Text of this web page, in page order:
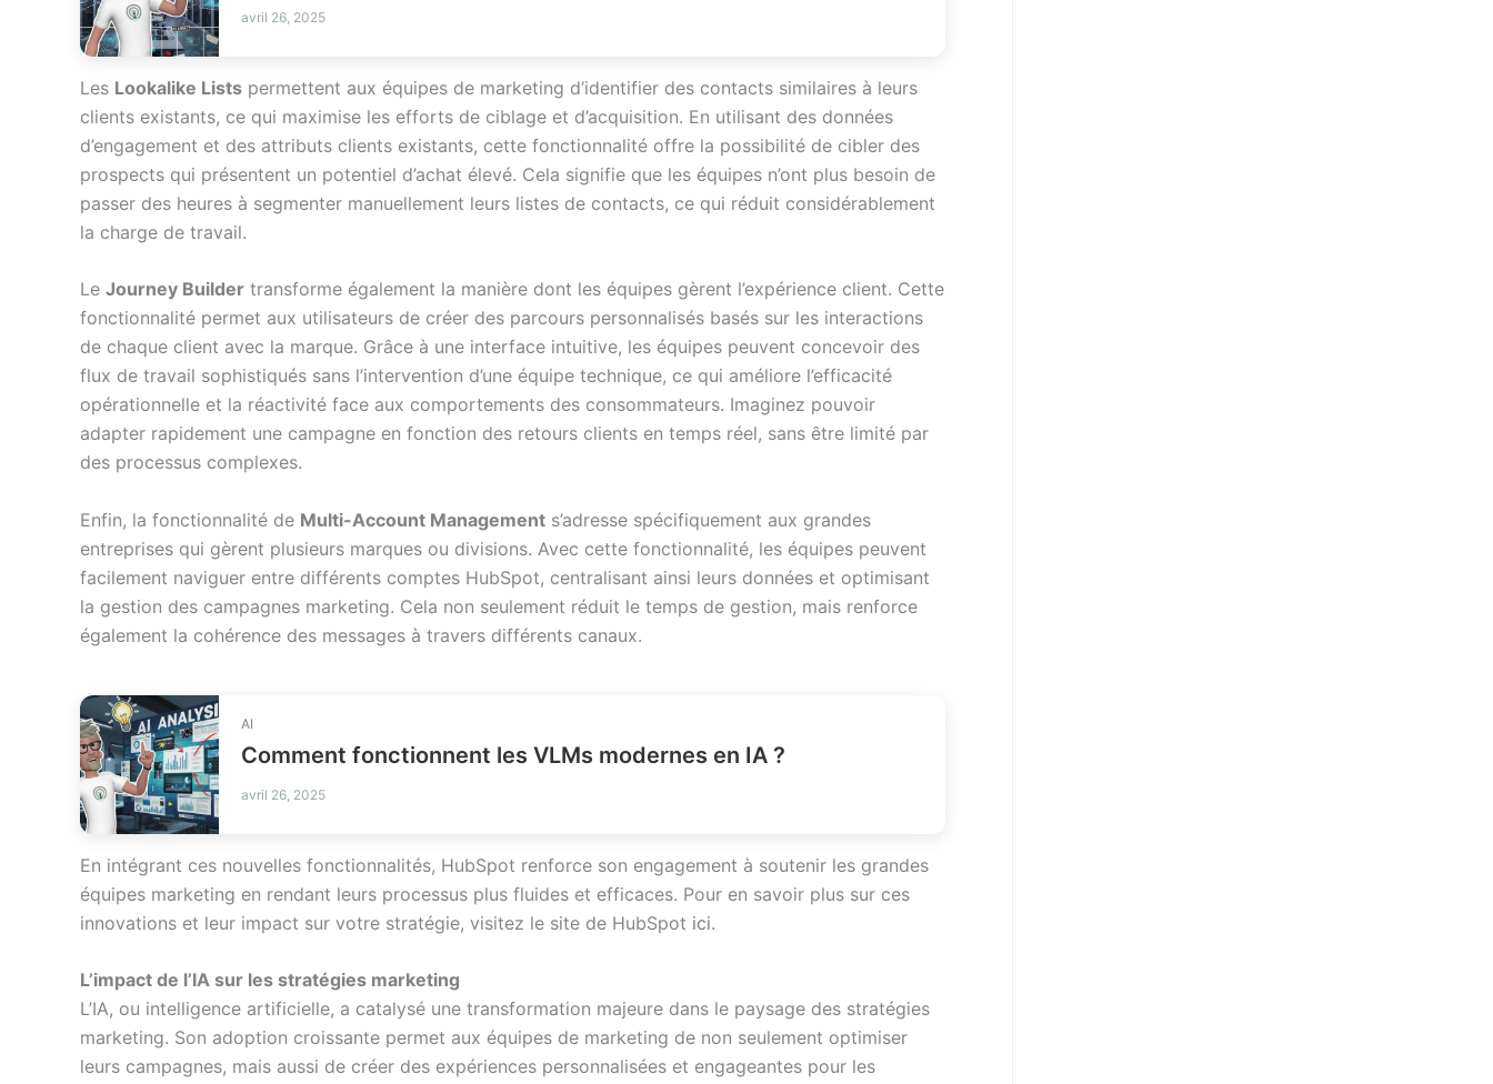
avril 26, 2025
Les Lookalike Lists permettent aux équipes de marketing d’identifier des contacts similaires à leurs
clients existants, ce qui maximise les efforts de ciblage et d’acquisition. En utilisant des données
d’engagement et des attributs clients existants, cette fonctionnalité offre la possibilité de cibler des
prospects qui présentent un potentiel d’achat élevé. Cela signifie que les équipes n’ont plus besoin de
passer des heures à segmenter manuellement leurs listes de contacts, ce qui réduit considérablement
la charge de travail.
Le Journey Builder transforme également la manière dont les équipes gèrent l’expérience client. Cette
fonctionnalité permet aux utilisateurs de créer des parcours personnalisés basés sur les interactions
de chaque client avec la marque. Grâce à une interface intuitive, les équipes peuvent concevoir des
flux de travail sophistiqués sans l’intervention d’une équipe technique, ce qui améliore l’efficacité
opérationnelle et la réactivité face aux comportements des consommateurs. Imaginez pouvoir
adapter rapidement une campagne en fonction des retours clients en temps réel, sans être limité par
des processus complexes.
Enfin, la fonctionnalité de Multi-Account Management s’adresse spécifiquement aux grandes
entreprises qui gèrent plusieurs marques ou divisions. Avec cette fonctionnalité, les équipes peuvent
facilement naviguer entre différents comptes HubSpot, centralisant ainsi leurs données et optimisant
la gestion des campagnes marketing. Cela non seulement réduit le temps de gestion, mais renforce
également la cohérence des messages à travers différents canaux.
AI
Comment fonctionnent les VLMs modernes en IA ?
avril 26, 2025
En intégrant ces nouvelles fonctionnalités, HubSpot renforce son engagement à soutenir les grandes
équipes marketing en rendant leurs processus plus fluides et efficaces. Pour en savoir plus sur ces
innovations et leur impact sur votre stratégie, visitez le site de HubSpot ici.
L’impact de l’IA sur les stratégies marketing
L’IA, ou intelligence artificielle, a catalysé une transformation majeure dans le paysage des stratégies
marketing. Son adoption croissante permet aux équipes de marketing de non seulement optimiser
leurs campagnes, mais aussi de créer des expériences personnalisées et engageantes pour les